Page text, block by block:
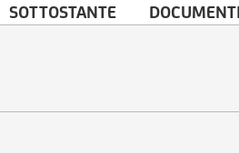
SOTTOSTANTE DOCUMENTI